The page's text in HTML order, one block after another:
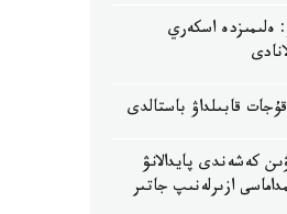
ەلىمىزدە اسكەري
قابىلداۋ باستالدى
كەشەندى پايدالانۋ
ازىرلەنىپ جاتىر